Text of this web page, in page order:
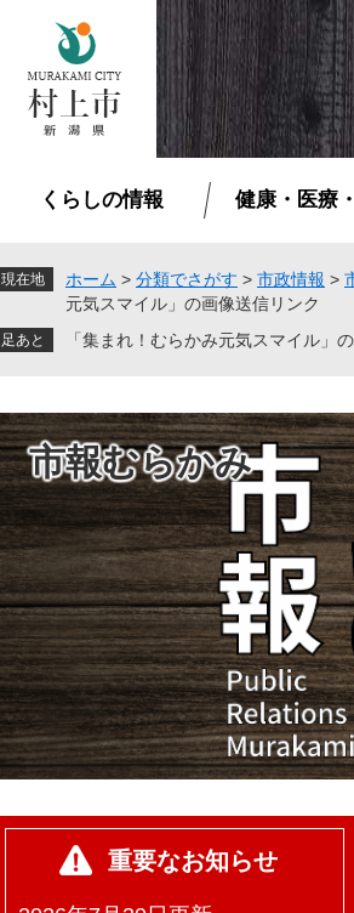
くらしの情報 健康・医療
現在地 ホーム > 分類でさがす > 市政情報 >
元気スマイル」の画像送信リンク
「集まれ！むらかみ元気スマイル」
市報むらかみ
重要なお知らせ